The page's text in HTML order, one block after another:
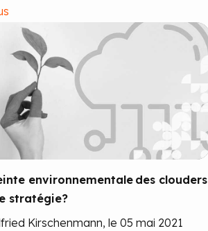
environnementale des clouders
stratégie?
Kirschenmann, le 05 mai 2021